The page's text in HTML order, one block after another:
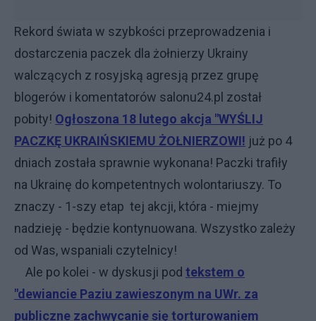
Rekord świata w szybkości przeprowadzenia i
dostarczenia paczek dla żołnierzy Ukrainy
walczących z rosyjską agresją przez grupę
blogerów i komentatorów salonu24.pl został
pobity! Ogłoszona 18 lutego akcja "WYŚLIJ
PACZKĘ UKRAIŃSKIEMU ŻOŁNIERZOWI! już po 4
dniach została sprawnie wykonana! Paczki trafiły
na Ukrainę do kompetentnych wolontariuszy. To
znaczy - 1-szy etap tej akcji, która - miejmy
nadzieję - będzie kontynuowana. Wszystko zależy
od Was, wspaniali czytelnicy!
Ale po kolei - w dyskusji pod tekstem o
"dewiancie Paziu zawieszonym na UWr. za
publiczne zachwycanie się torturowaniem